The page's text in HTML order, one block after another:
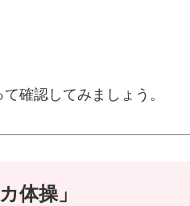
確認してみましょう。
体操」